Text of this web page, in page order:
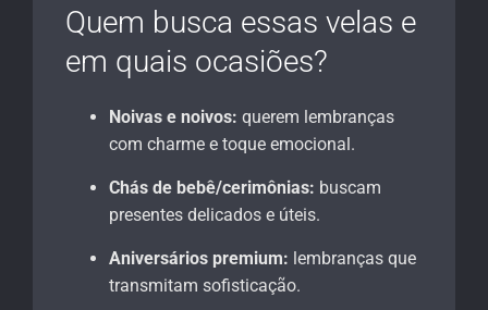
Quem busca essas velas e
em quais ocasiões?
Noivas e noivos: querem lembranças
com charme e toque emocional.
Chás de bebê/cerimônias: buscam
presentes delicados e úteis.
Aniversários premium: lembranças que
transmitam sofisticação.